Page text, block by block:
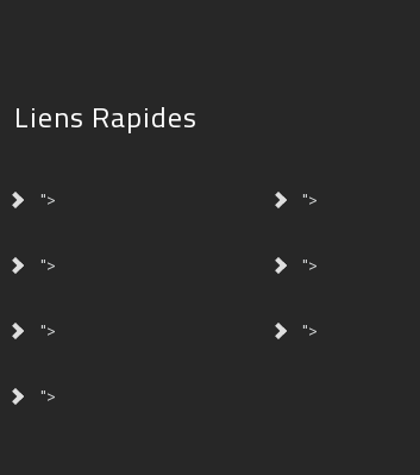
Liens Rapides
"> ">
"> ">
"> ">
">